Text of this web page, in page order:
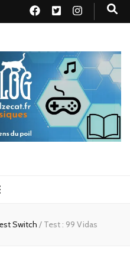
le
Switch / Test : 99 Vidas